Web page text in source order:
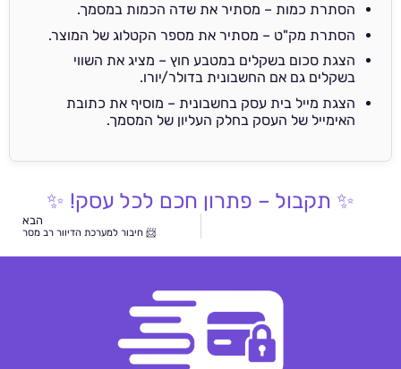
הסתרת כמות – מסתיר את שדה הכמות במסמך.
הסתרת מק"ט – מסתיר את מספר הקטלוג של המוצר.
הצגת סכום בשקלים במטבע חוץ – מציג את השווי
בשקלים גם אם החשבונית בדולר/יורו.
הצגת מייל בית עסק בחשבונית – מוסיף את כתובת
האימייל של העסק בחלק העליון של המסמך.
✨ תקבול – פתרון חכם לכל עסק! ✨
הבא
📨 חיבור למערכת הדיוור רב מסר